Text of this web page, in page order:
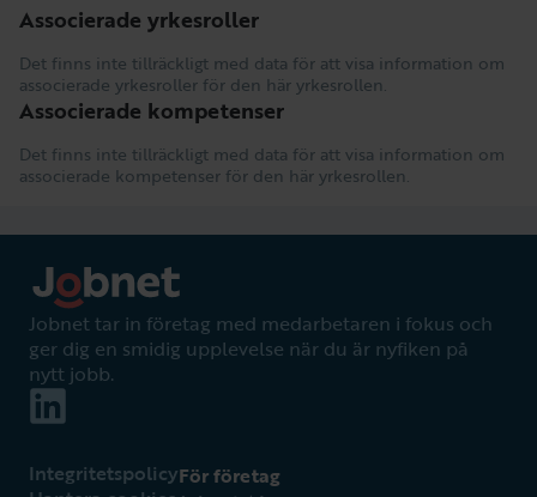
Associerade yrkesroller
Det finns inte tillräckligt med data för att visa information om
associerade yrkesroller för den här yrkesrollen.
Associerade kompetenser
Det finns inte tillräckligt med data för att visa information om
associerade kompetenser för den här yrkesrollen.
Jobnet tar in företag med medarbetaren i fokus och
ger dig en smidig upplevelse när du är nyfiken på
nytt jobb.
IntegritetspolicyFör företag